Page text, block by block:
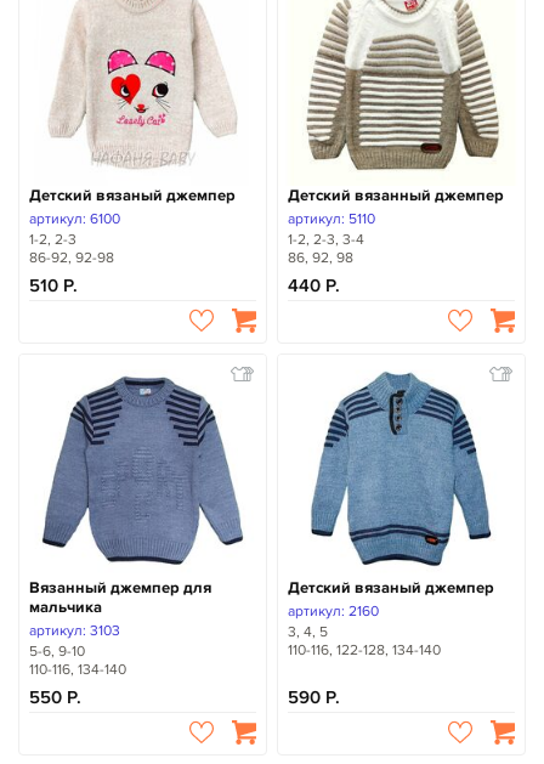
Детский вязаный джемпер
артикул: 6100
1-2, 2-3
86-92, 92-98
510
Детский вязанный джемпер
артикул: 5110
1-2, 2-3, 3-4
86, 92, 98
440
Вязанный джемпер для
мальчика
артикул: 3103
5-6, 9-10
110-116, 134-140
550
Детский вязаный джемпер
артикул: 2160
3, 4, 5
110-116, 122-128, 134-140
590